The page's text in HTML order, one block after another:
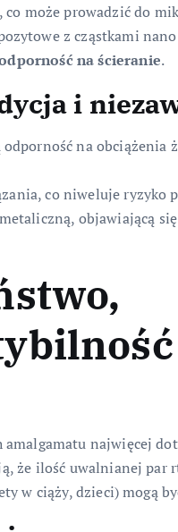
co może prowadzić do
z cząstkami
na ścieranie.
i
na obciążenia
co niweluje ryzyko
metaliczną, objawiającą
najwięcej
że ilość uwalnianej
w ciąży, dzieci) mogą